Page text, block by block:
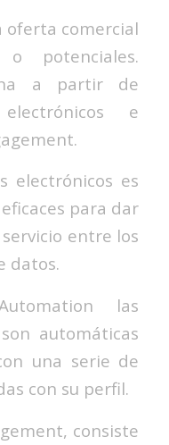
oferta comercial
potenciales.
a partir de
e
electrónicos es
para dar
entre los
datos.
las
automáticas
una serie de
con su perfil.
consiste